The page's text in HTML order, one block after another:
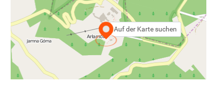
Auf der Karte suchen